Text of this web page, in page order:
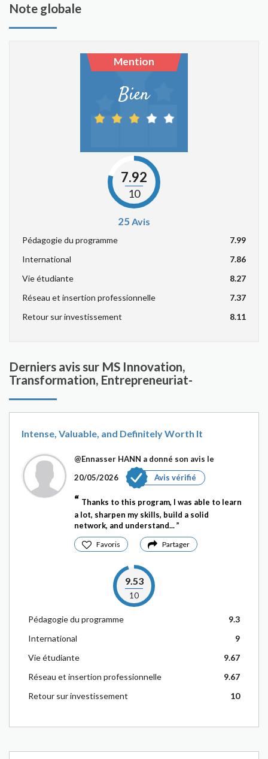
Note globale
Mention
Bien
7.92
10
25Avis
Pédagogie du programme
7.99
International
7.86
Vie étudiante
8.27
Réseau et insertion professionnelle
7.37
Retour sur investissement
8.11
Derniers avis sur MS Innovation,
Transformation, Entrepreneuriat-
Intense, Valuable, and Definitely Worth It
@Ennasser HANN a donné son avis le
20/05/2026
Avis vérifié
Thanks to this program, I was able to learn
a lot, sharpen my skills, build a solid
network, and understand...
Favoris Partager
9.53
10
Pédagogie du programme
9.3
International
9
Vie étudiante
9.67
Réseau et insertion professionnelle
9.67
Retour sur investissement
10